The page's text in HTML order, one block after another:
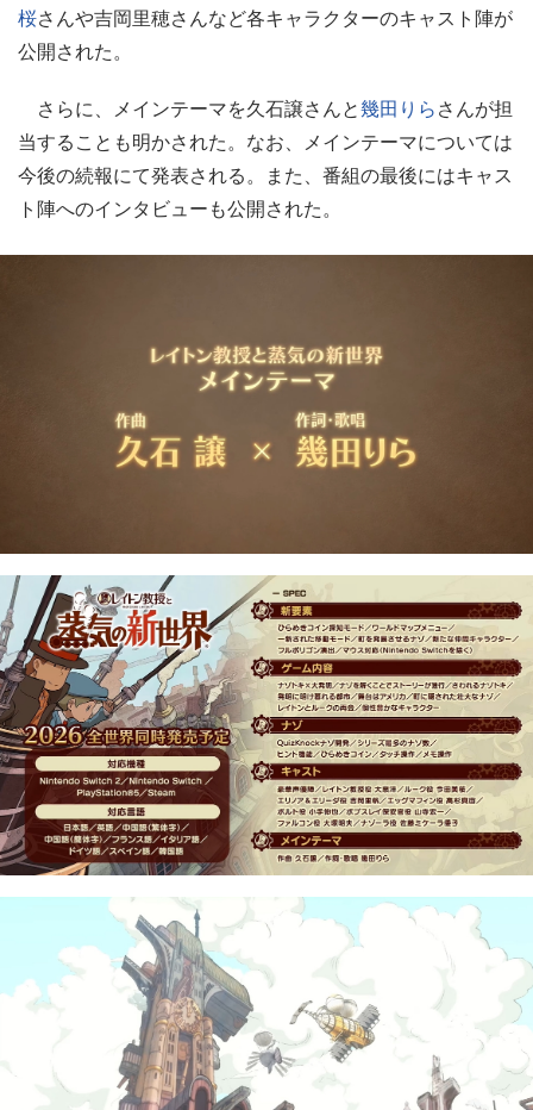
桜さんや吉岡里穂さんなど各キャラクターのキャスト陣が
公開された。
さらに、メインテーマを久石譲さんと幾田りらさんが担
当することも明かされた。なお、メインテーマについては
今後の続報にて発表される。また、番組の最後にはキャス
ト陣へのインタビューも公開された。